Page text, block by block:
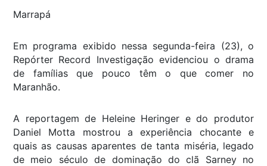
Marrapá
Em programa exibido nessa segunda-feira (23), o
Repórter Record Investigação evidenciou o drama
de famílias que pouco têm o que comer no
Maranhão.
A reportagem de Heleine Heringer e do produtor
Daniel Motta mostrou a experiência chocante e
quais as causas aparentes de tanta miséria, legado
de meio século de dominação do clã Sarney no